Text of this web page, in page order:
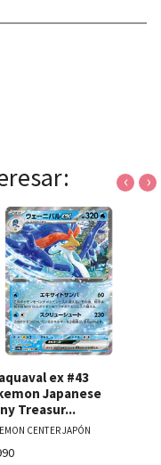
ex #43
Japanese
Treasur...
CENTER JAPÓN
‹ ›